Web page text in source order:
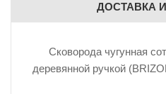
ДОСТАВКА
Сковорода чугунная
деревянной ручкой